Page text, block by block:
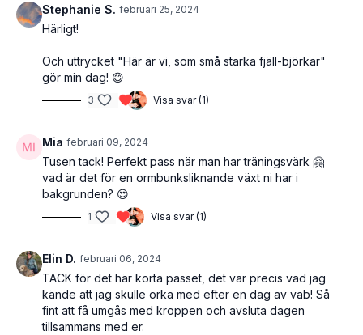
Stephanie S. februari 25, 2024
Härligt!
Och uttrycket "Här är vi, som små starka fjäll-björkar"
gör min dag! 😄
3 Visa svar (1)
Mia februari 09, 2024
Tusen tack! Perfekt pass när man har träningsvärk 🤗
vad är det för en ormbunksliknande växt ni har i
bakgrunden? 😍
1 Visa svar (1)
Elin D. februari 06, 2024
TACK för det här korta passet, det var precis vad jag
kände att jag skulle orka med efter en dag av vab! Så
fint att få umgås med kroppen och avsluta dagen
tillsammans med er.